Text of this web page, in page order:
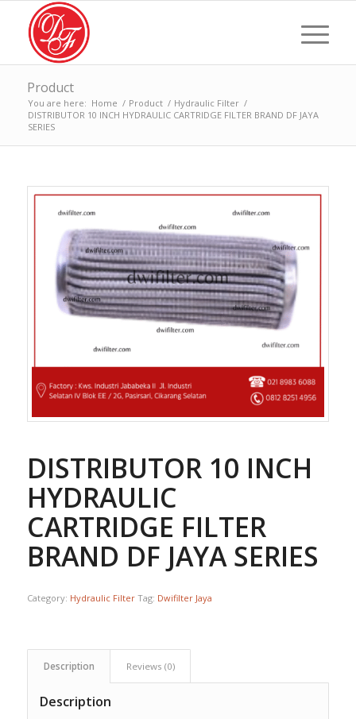
Product
You are here: Home / Product / Hydraulic Filter /
DISTRIBUTOR 10 INCH HYDRAULIC CARTRIDGE FILTER BRAND DF JAYA
SERIES
DISTRIBUTOR 10 INCH
HYDRAULIC
CARTRIDGE FILTER
BRAND DF JAYA SERIES
Category: Hydraulic Filter Tag: Dwifilter Jaya
Description Reviews (0)
Description